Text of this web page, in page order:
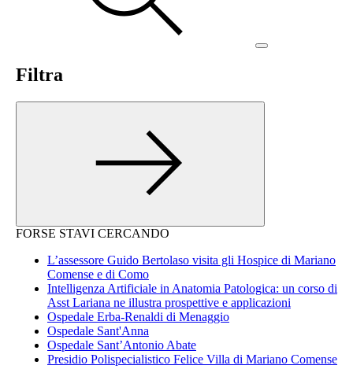
Filtra
FORSE STAVI CERCANDO
L’assessore Guido Bertolaso visita gli Hospice di Mariano
Comense e di Como
Intelligenza Artificiale in Anatomia Patologica: un corso di
Asst Lariana ne illustra prospettive e applicazioni
Ospedale Erba-Renaldi di Menaggio
Ospedale Sant'Anna
Ospedale Sant’Antonio Abate
Presidio Polispecialistico Felice Villa di Mariano Comense